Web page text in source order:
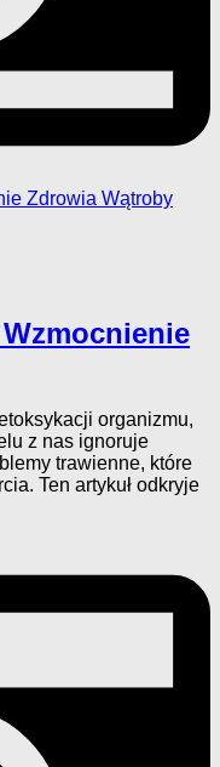
organizmu,
z nas ignoruje
trawienne, które
Ten artykuł odkryje